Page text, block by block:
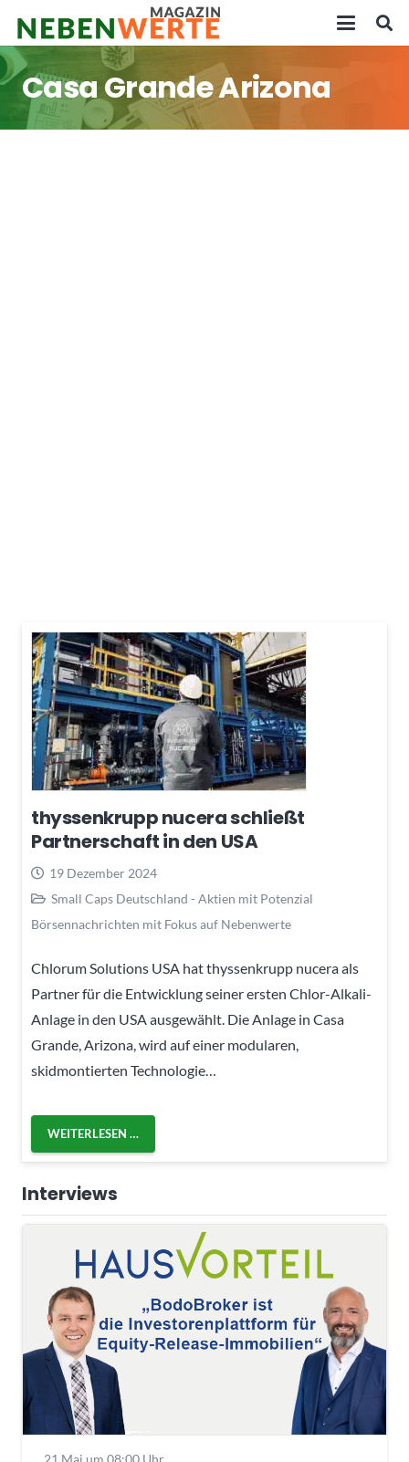
Casa Grande Arizona
thyssenkrupp nucera schließt
Partnerschaft in den USA
19 Dezember 2024
Small Caps Deutschland - Aktien mit Potenzial
Börsennachrichten mit Fokus auf Nebenwerte
Chlorum Solutions USA hat thyssenkrupp nucera als
Partner für die Entwicklung seiner ersten Chlor-Alkali-
Anlage in den USA ausgewählt. Die Anlage in Casa
Grande, Arizona, wird auf einer modularen,
skidmontierten Technologie…
WEITERLESEN …
Interviews